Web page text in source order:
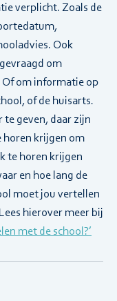
verplicht. Zoals de
Ook
om
om informatie op
of de huisarts.
geven, daar zijn
horen krijgen om
te horen krijgen
en hoe lang de
moet jou vertellen
hierover meer bij
met de school?’